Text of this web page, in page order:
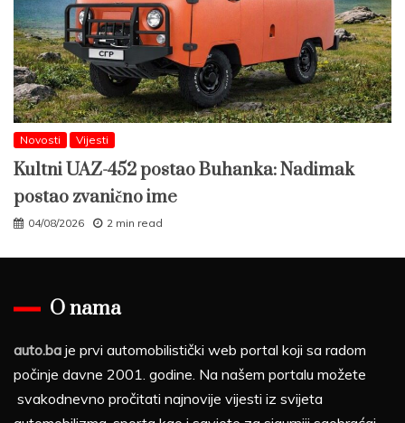
Novosti Vijesti
Kultni UAZ-452 postao Buhanka: Nadimak
postao zvanično ime
04/08/2026 2 min read
O nama
auto.ba je prvi automobilistički web portal koji sa radom
počinje davne 2001. godine. Na našem portalu možete
svakodnevno pročitati najnovije vijesti iz svijeta